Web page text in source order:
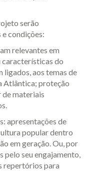
serão
condições:
relevantes em
do
ligados, aos temas de
Atlântica; proteção
de materiais
apresentações de
popular dentro
em geração. Ou, por
pelo seu engajamento,
repertórios para